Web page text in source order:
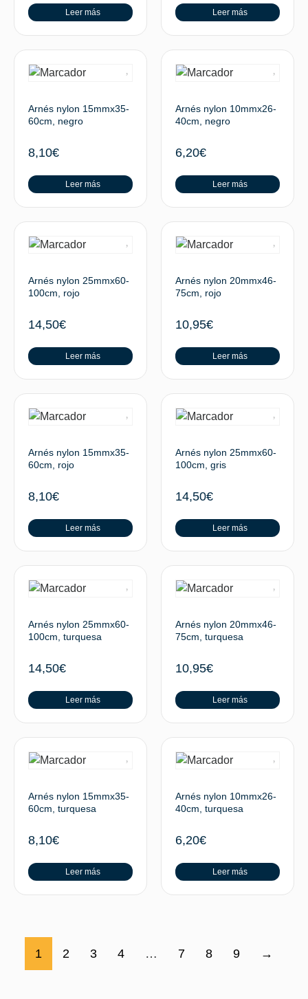
Leer más Leer más
Arnés nylon 15mmx35-
60cm, negro
8,10€
Leer más
Arnés nylon 10mmx26-
40cm, negro
6,20€
Leer más
Arnés nylon 25mmx60-
100cm, rojo
14,50€
Leer más
Arnés nylon 20mmx46-
75cm, rojo
10,95€
Leer más
Arnés nylon 15mmx35-
60cm, rojo
8,10€
Leer más
Arnés nylon 25mmx60-
100cm, gris
14,50€
Leer más
Arnés nylon 25mmx60-
100cm, turquesa
14,50€
Leer más
Arnés nylon 20mmx46-
75cm, turquesa
10,95€
Leer más
Arnés nylon 15mmx35-
60cm, turquesa
8,10€
Leer más
Arnés nylon 10mmx26-
40cm, turquesa
6,20€
Leer más
1 2 3 4 … 7 8 9 →